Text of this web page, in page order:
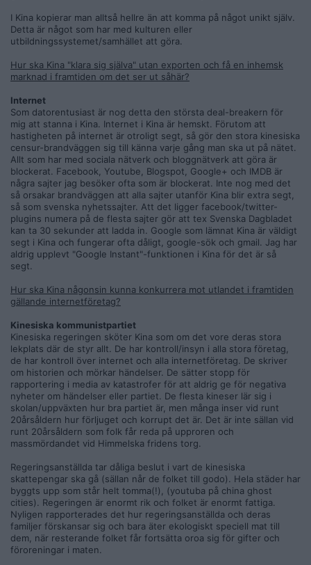
I Kina kopierar man alltså hellre än att komma på något unikt själv.
Detta är något som har med kulturen eller
utbildningssystemet/samhället att göra.
Hur ska Kina "klara sig själva" utan exporten och få en inhemsk
marknad i framtiden om det ser ut såhär?
Internet
Som datorentusiast är nog detta den största deal-breakern för
mig att stanna i Kina. Internet i Kina är hemskt. Förutom att
hastigheten på internet är otroligt segt, så gör den stora kinesiska
censur-brandväggen sig till känna varje gång man ska ut på nätet.
Allt som har med sociala nätverk och bloggnätverk att göra är
blockerat. Facebook, Youtube, Blogspot, Google+ och IMDB är
några sajter jag besöker ofta som är blockerat. Inte nog med det
så orsakar brandväggen att alla sajter utanför Kina blir extra segt,
så som svenska nyhetssajter. Att det ligger facebook/twitter-
plugins numera på de flesta sajter gör att tex Svenska Dagbladet
kan ta 30 sekunder att ladda in. Google som lämnat Kina är väldigt
segt i Kina och fungerar ofta dåligt, google-sök och gmail. Jag har
aldrig upplevt "Google Instant"-funktionen i Kina för det är så
segt.
Hur ska Kina någonsin kunna konkurrera mot utlandet i framtiden
gällande internetföretag?
Kinesiska kommunistpartiet
Kinesiska regeringen sköter Kina som om det vore deras stora
lekplats där de styr allt. De har kontroll/insyn i alla stora företag,
de har kontroll över internet och alla internetföretag. De skriver
om historien och mörkar händelser. De sätter stopp för
rapportering i media av katastrofer för att aldrig ge för negativa
nyheter om händelser eller partiet. De flesta kineser lär sig i
skolan/uppväxten hur bra partiet är, men många inser vid runt
20årsåldern hur förljuget och korrupt det är. Det är inte sällan vid
runt 20årsåldern som folk får reda på upproren och
massmördandet vid Himmelska fridens torg.
Regeringsanställda tar dåliga beslut i vart de kinesiska
skattepengar ska gå (sällan når de folket till godo). Hela städer har
byggts upp som står helt tomma(!), (youtuba på china ghost
cities). Regeringen är enormt rik och folket är enormt fattiga.
Nyligen rapporterades det hur regeringsanställda och deras
familjer förskansar sig och bara äter ekologiskt speciell mat till
dem, när resterande folket får fortsätta oroa sig för gifter och
föroreningar i maten.